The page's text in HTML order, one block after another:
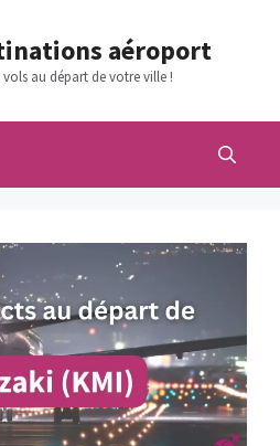
aéroport
vols au départ de votre ville !